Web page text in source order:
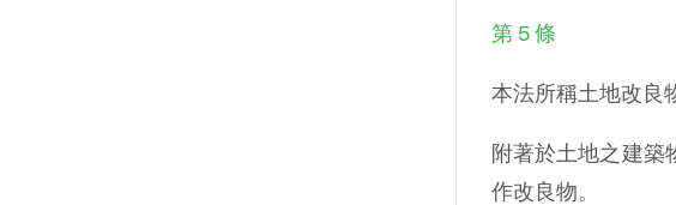
第 5 條
本法所稱土地改良
附著於土地之建築
作改良物。